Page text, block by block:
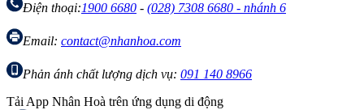
Điện thoại:1900 6680 - (028) 7308 6680 - nhánh 6
Email: contact@nhanhoa.com
Phản ánh chất lượng dịch vụ: 091 140 8966
Tải App Nhân Hoà trên ứng dụng di động